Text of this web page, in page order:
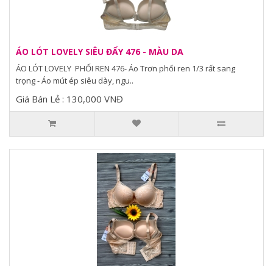
ÁO LÓT LOVELY SIÊU ĐẨY 476 - MÀU DA
ÁO LÓT LOVELY PHỐI REN 476- Áo Trơn phối ren 1/3 rất sang
trọng - Áo mút ép siêu dày, ngu..
Giá Bán Lẻ : 130,000 VNĐ